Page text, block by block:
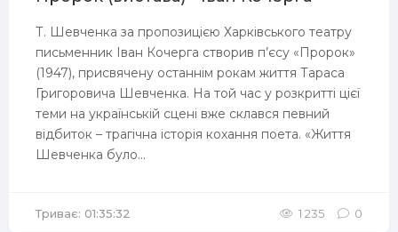
Т. Шевченка за пропозицією Харківського театру
письменник Іван Кочерга створив п’єсу «Пророк»
(1947), присвячену останнім рокам життя Тараса
Григоровича Шевченка. На той час у розкритті цієї
теми на українській сцені вже склався певний
відбиток – трагічна історія кохання поета. «Життя
Шевченка було...
Триває: 01:35:32 1 235 0